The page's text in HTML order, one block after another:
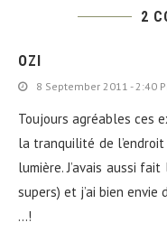
2
OZI
8 September 2011 - 2:40
Toujours agréables ces
la tranquilité de
lumière. J’avais aussi
supers) et j’ai bien envie
…!